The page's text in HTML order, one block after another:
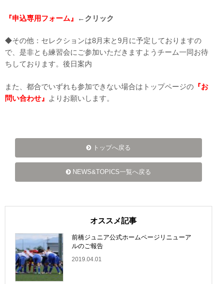
『申込専用フォーム』 ←クリック
◆その他：セレクションは8月末と9月に予定しておりますの
で、是非とも練習会にご参加いただきますようチーム一同お待
ちしております。後日案内
また、都合でいずれも参加できない場合はトップページの 『お
問い合わせ』 よりお願いします。
トップへ戻る
NEWS&TOPICS一覧へ戻る
オススメ記事
前橋ジュニア公式ホームページリニューア
ルのご報告
2019.04.01